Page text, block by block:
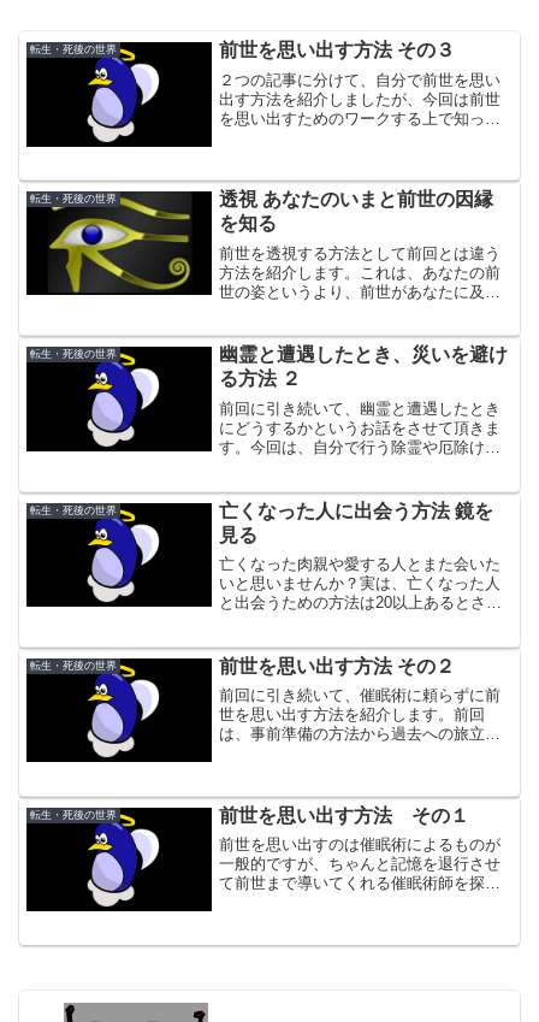
転生・死後の世界 前世を思い出す方法 その３
２つの記事に分けて、自分で前世を思い
出す方法を紹介しましたが、今回は前世
を思い出すためのワークする上で知って
す。
転生・死後の世界
透視 あなたのいまと前世の因縁
を知る
前世を透視する方法として前回とは違う
方法を紹介します。これは、あなたの前
世の姿というより、前世があなたに及ぼ
というものです。
転生・死後の世界
幽霊と遭遇したとき、災いを避け
る方法 ２
前回に引き続いて、幽霊と遭遇したとき
にどうするかというお話をさせて頂きま
す。今回は、自分で行う除霊や厄除けの
的に行われているやり方です。
転生・死後の世界
亡くなった人に出会う方法 鏡を
見る
亡くなった肉親や愛する人とまた会いた
いと思いませんか？実は、亡くなった人
と出会うための方法は20以上あるとされ
と出合ったと語るケースは少なくありま
せん。もちろん、事故や...
転生・死後の世界 前世を思い出す方法 その２
前回に引き続いて、催眠術に頼らずに前
世を思い出す方法を紹介します。前回
は、事前準備の方法から過去への旅立ち
転生・死後の世界 前世を思い出す方法 その１
前世を思い出すのは催眠術によるものが
一般的ですが、ちゃんと記憶を退行させ
て前世まで導いてくれる催眠術師を探す